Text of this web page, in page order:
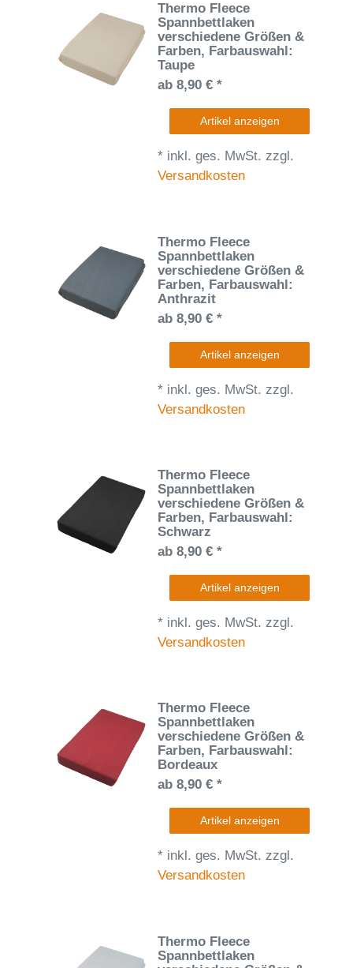
Thermo Fleece
Spannbettlaken
verschiedene Größen &
Farben, Farbauswahl:
Taupe
ab 8,90 € *
Artikel anzeigen
* inkl. ges. MwSt. zzgl.
Versandkosten
Thermo Fleece
Spannbettlaken
verschiedene Größen &
Farben, Farbauswahl:
Anthrazit
ab 8,90 € *
Artikel anzeigen
* inkl. ges. MwSt. zzgl.
Versandkosten
Thermo Fleece
Spannbettlaken
verschiedene Größen &
Farben, Farbauswahl:
Schwarz
ab 8,90 € *
Artikel anzeigen
* inkl. ges. MwSt. zzgl.
Versandkosten
Thermo Fleece
Spannbettlaken
verschiedene Größen &
Farben, Farbauswahl:
Bordeaux
ab 8,90 € *
Artikel anzeigen
* inkl. ges. MwSt. zzgl.
Versandkosten
Thermo Fleece
Spannbettlaken